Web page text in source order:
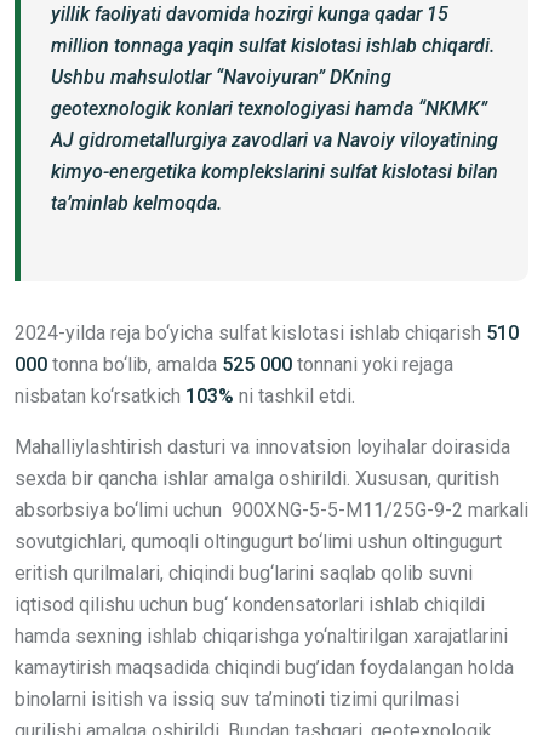
yillik faoliyati davomida hozirgi kunga qadar 15
million tonnaga yaqin sulfat kislotasi ishlab chiqardi.
Ushbu mahsulotlar “Navoiyuran” DKning
geotexnologik konlari texnologiyasi hamda “NKMK”
AJ gidrometallurgiya zavodlari va Navoiy viloyatining
kimyo-energetika komplekslarini sulfat kislotasi bilan
ta’minlab kelmoqda.
2024-yilda reja bo‘yicha sulfat kislotasi ishlab chiqarish 510
000 tonna bo‘lib, amalda 525 000 tonnani yoki rejaga
nisbatan ko‘rsatkich 103% ni tashkil etdi.
Mahalliylashtirish dasturi va innovatsion loyihalar doirasida
sexda bir qancha ishlar amalga oshirildi. Xususan, quritish
absorbsiya bo‘limi uchun 900XNG-5-5-M11/25G-9-2 markali
sovutgichlari, qumoqli oltingugurt bo‘limi ushun oltingugurt
eritish qurilmalari, chiqindi bug‘larini saqlab qolib suvni
iqtisod qilishu uchun bug‘ kondensatorlari ishlab chiqildi
hamda sexning ishlab chiqarishga yo‘naltirilgan xarajatlarini
kamaytirish maqsadida chiqindi bug’idan foydalangan holda
binolarni isitish va issiq suv ta’minoti tizimi qurilmasi